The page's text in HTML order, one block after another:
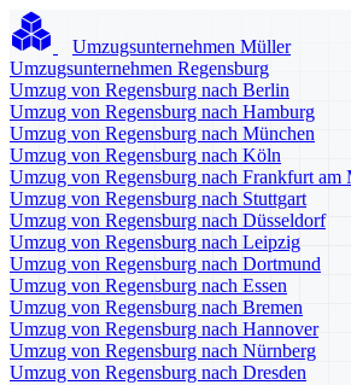
Umzugsunternehmen Müller
Umzugsunternehmen Regensburg
Umzug von Regensburg nach Berlin
Umzug von Regensburg nach Hamburg
Umzug von Regensburg nach München
Umzug von Regensburg nach Köln
Umzug von Regensburg nach Frankfurt am
Umzug von Regensburg nach Stuttgart
Umzug von Regensburg nach Düsseldorf
Umzug von Regensburg nach Leipzig
Umzug von Regensburg nach Dortmund
Umzug von Regensburg nach Essen
Umzug von Regensburg nach Bremen
Umzug von Regensburg nach Hannover
Umzug von Regensburg nach Nürnberg
Umzug von Regensburg nach Dresden